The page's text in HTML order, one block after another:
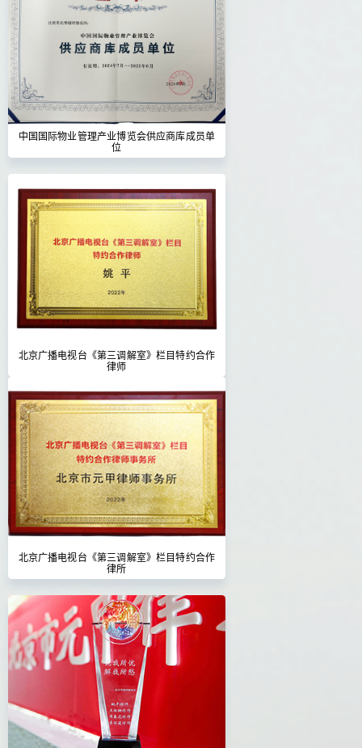
中国国际物业管理产业博览会供应商库成员单
位
北京广播电视台《第三调解室》栏目特约合作
律师
北京广播电视台《第三调解室》栏目特约合作
律所